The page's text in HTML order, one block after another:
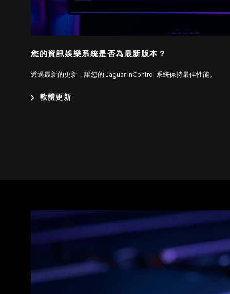
您的資訊娛樂系統是否為最新版本？
透過最新的更新，讓您的 Jaguar InControl 系統保持最佳性能。
軟體更新